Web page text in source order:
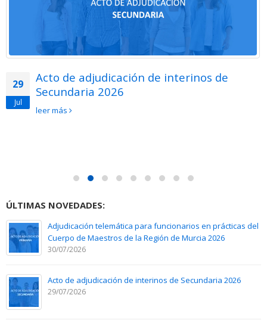
29
Jul
Acto de adjudicación de interinos de
Secundaria 2026
leer más
ÚLTIMAS NOVEDADES:
Adjudicación telemática para funcionarios en prácticas del
Cuerpo de Maestros de la Región de Murcia 2026
30/07/2026
Acto de adjudicación de interinos de Secundaria 2026
29/07/2026